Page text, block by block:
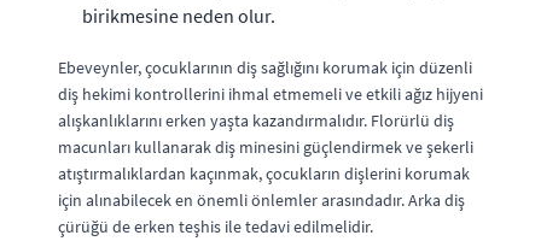
birikmesine neden olur.
Ebeveynler, çocuklarının diş sağlığını korumak için düzenli
diş hekimi kontrollerini ihmal etmemeli ve etkili ağız hijyeni
alışkanlıklarını erken yaşta kazandırmalıdır. Florürlü diş
macunları kullanarak diş minesini güçlendirmek ve şekerli
atıştırmalıklardan kaçınmak, çocukların dişlerini korumak
için alınabilecek en önemli önlemler arasındadır. Arka diş
çürüğü de erken teşhis ile tedavi edilmelidir.